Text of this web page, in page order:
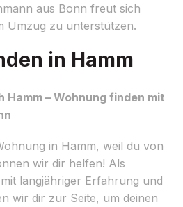
aus Bonn freut sich
Umzug zu unterstützen.
in Hamm
Hamm – Wohnung finden mit
in Hamm, weil du von
wir dir helfen! Als
langjähriger Erfahrung und
wir dir zur Seite, um deinen